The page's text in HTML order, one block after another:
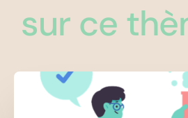
sur ce